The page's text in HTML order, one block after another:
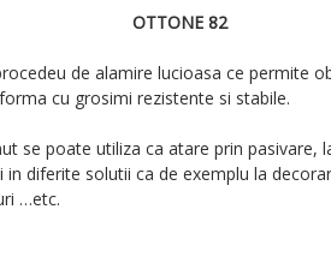
OTTONE 82
de alamire lucioasa ce permite
cu grosimi rezistente si stabile.
se poate utiliza ca atare prin pasivare,
diferite solutii ca de exemplu la
…etc.